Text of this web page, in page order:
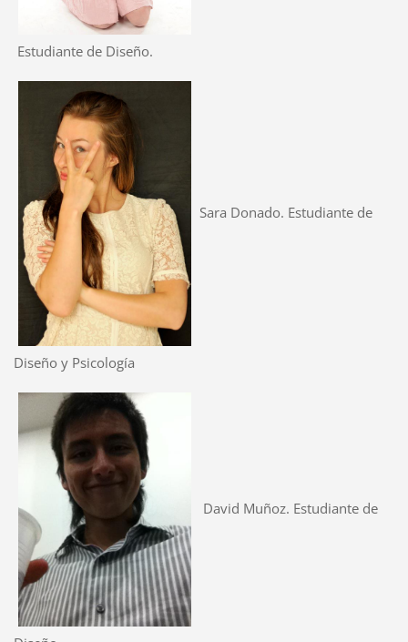
Estudiante de Diseño.
Sara Donado. Estudiante de
Diseño y Psicología
David Muñoz. Estudiante de